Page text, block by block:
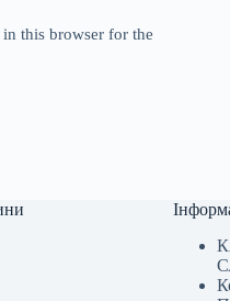
this browser for the